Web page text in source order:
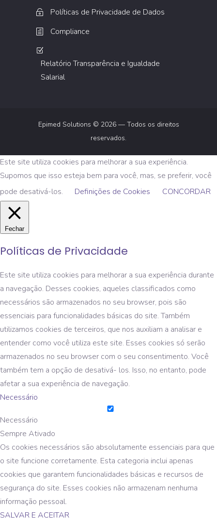
Políticas de Privacidade de Dados
Compliance
Relatório Transparência e Igualdade
Salarial
Epimed Solutions © 2026 — Todos os direitos
reservados.
Este site utiliza cookies para melhorar a sua experiência.
Supomos que isso esteja bem para você, mas, se preferir, você
pode desativá-los.
Definições de Cookies CONCORDAR
Fechar
Políticas de Privacidade
Este site utiliza cookies para melhorar a sua experiência durante
a navegação. Desses cookies, aqueles classificados como
necessários são armazenados no seu browser, pois são
essenciais para funcionalidades básicas do site. Também
utilizamos cookies de terceiros, que nos auxiliam a analisar e
entender como você utiliza este site. Esses cookies só serão
armazenados no seu browser com o seu consentimento. Você
também tem a opção de desativá- los. Isso, no entanto, pode
afetar a sua experiência de navegação.
Necessário
Necessário
Sempre Ativado
Os cookies necessários são absolutamente essenciais para que
o site funcione corretamente. Esta categoria inclui apenas
cookies que garantem funcionalidades básicas e recursos de
segurança do site. Esses cookies não armazenam nenhuma
informação pessoal.
SALVAR E ACEITAR